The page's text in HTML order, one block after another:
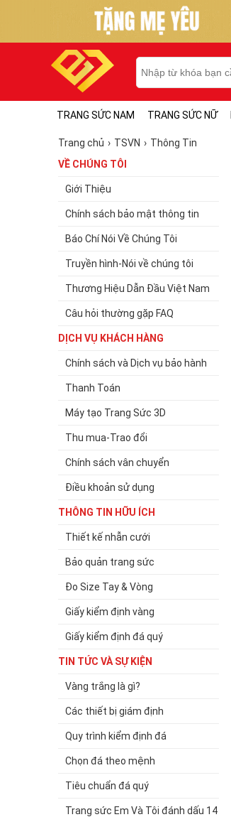
TRANG SỨC NAM TRANG SỨC NỮ
Trang chủ TSVN
Thông Tin
VỀ CHÚNG TÔI
Giới Thiệu
Chính sách bảo mật thông tin
Báo Chí Nói Về Chúng Tôi
Truyền hình-Nói về chúng tôi
Thương Hiệu Dẫn Đầu Việt Nam
Câu hỏi thường gặp FAQ
DỊCH VỤ KHÁCH HÀNG
Chính sách và Dịch vụ bảo hành
Thanh Toán
Máy tạo Trang Sức 3D
Thu mua-Trao đổi
Chính sách vân chuyển
Điều khoản sử dụng
THÔNG TIN HỮU ÍCH
Thiết kế nhẫn cưới
Bảo quản trang sức
Đo Size Tay & Vòng
Giấy kiểm định vàng
Giấy kiểm định đá quý
TIN TỨC VÀ SỰ KIỆN
Vàng trắng là gì?
Các thiết bị giám định
Quy trình kiểm định đá
Chọn đá theo mệnh
Tiêu chuẩn đá quý
Trang sức Em Và Tôi đánh dấu 14